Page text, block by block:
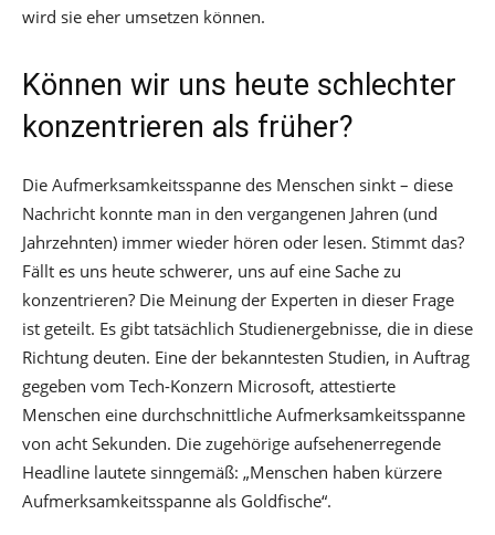
wird sie eher umsetzen können.
Können wir uns heute schlechter
konzentrieren als früher?
Die Aufmerksamkeitsspanne des Menschen sinkt – diese
Nachricht konnte man in den vergangenen Jahren (und
Jahrzehnten) immer wieder hören oder lesen. Stimmt das?
Fällt es uns heute schwerer, uns auf eine Sache zu
konzentrieren? Die Meinung der Experten in dieser Frage
ist geteilt. Es gibt tatsächlich Studienergebnisse, die in diese
Richtung deuten. Eine der bekanntesten Studien, in Auftrag
gegeben vom Tech-Konzern Microsoft, attestierte
Menschen eine durchschnittliche Aufmerksamkeitsspanne
von acht Sekunden. Die zugehörige aufsehenerregende
Headline lautete sinngemäß: „Menschen haben kürzere
Aufmerksamkeitsspanne als Goldfische“.